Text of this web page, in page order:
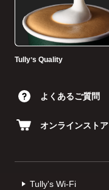
Tullyʼs Quality
よくあるご質問
オンラインストア
Tully's Wi-Fi